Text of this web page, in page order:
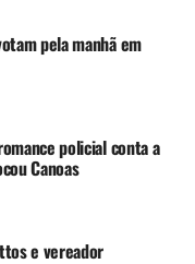
pela manhã em
policial conta a
Canoas
e vereador